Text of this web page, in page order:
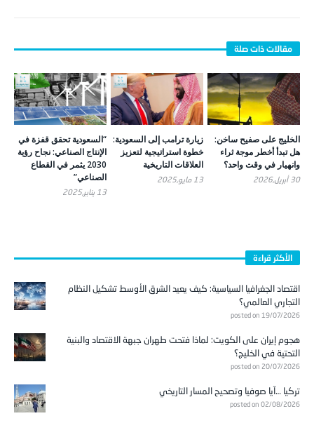
الخليج على صفيح ساخن:
هل تبدأ أخطر موجة ثراء
وانهيار في وقت واحد؟
30 أبريل,2026
زيارة ترامب إلى السعودية:
خطوة استراتيجية لتعزيز
العلاقات التاريخية
13 مايو,2025
“السعودية تحقق قفزة في
الإنتاج الصناعي: نجاح رؤية
2030 يثمر في القطاع
الصناعي”
13 يناير,2025
الأكثر قراءة
اقتصاد الجغرافيا السياسية: كيف يعيد الشرق الأوسط تشكيل النظام
التجاري العالمي؟
posted on 19/07/2026
هجوم إيران على الكويت: لماذا فتحت طهران جبهة الاقتصاد والبنية
التحتية في الخليج؟
posted on 20/07/2026
تركيا …آيا صوفيا وتصحيح المسار التاريخي
posted on 02/08/2026